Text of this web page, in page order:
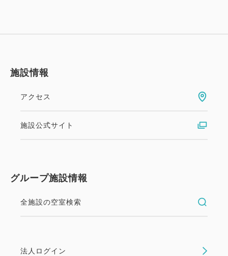
施設情報
アクセス
施設公式サイト
グループ施設情報
全施設の空室検索
法人ログイン